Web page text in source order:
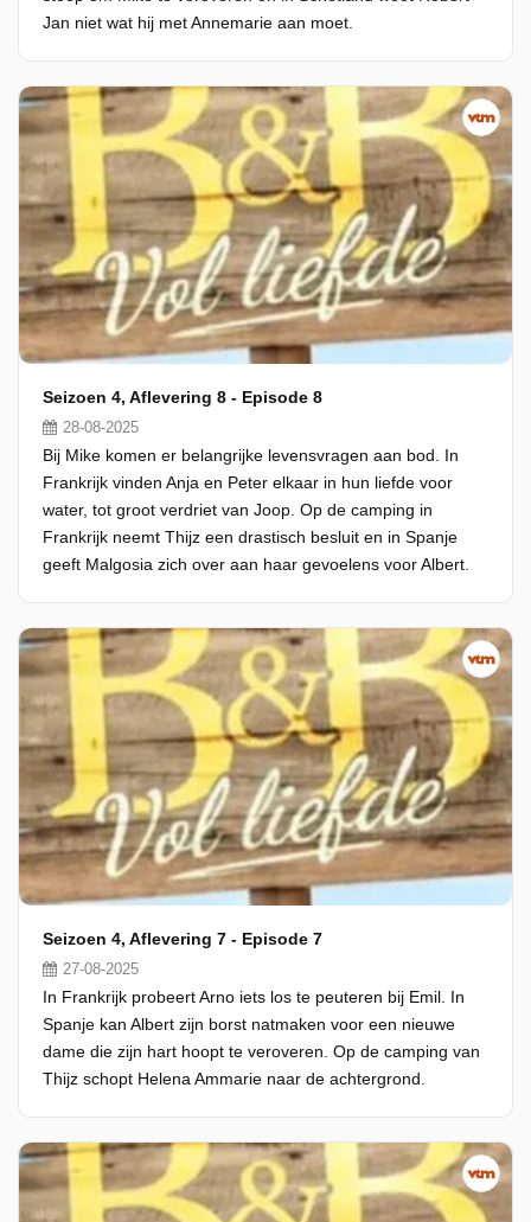
Jan niet wat hij met Annemarie aan moet.
Seizoen 4, Aflevering 8 - Episode 8
28-08-2025
Bij Mike komen er belangrijke levensvragen aan bod. In
Frankrijk vinden Anja en Peter elkaar in hun liefde voor
water, tot groot verdriet van Joop. Op de camping in
Frankrijk neemt Thijz een drastisch besluit en in Spanje
geeft Malgosia zich over aan haar gevoelens voor Albert.
Seizoen 4, Aflevering 7 - Episode 7
27-08-2025
In Frankrijk probeert Arno iets los te peuteren bij Emil. In
Spanje kan Albert zijn borst natmaken voor een nieuwe
dame die zijn hart hoopt te veroveren. Op de camping van
Thijz schopt Helena Ammarie naar de achtergrond.